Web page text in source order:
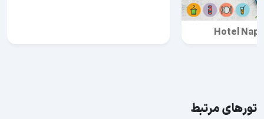
Hotel
تورهای مرتبط